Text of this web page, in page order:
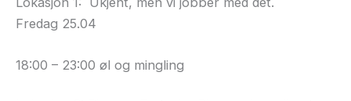
Fredag 25.04
18:00 – 23:00 øl og mingling